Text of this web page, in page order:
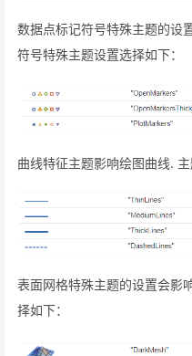
数据点标记符号特殊主题的设
符号特殊主题设置选择如下：
曲线特征主题影响绘图曲线. 主
表面网格特殊主题的设置会影
择如下：